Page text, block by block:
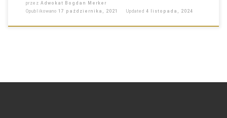
przez Adwokat Bogdan Merker
Opublikowano 17 października, 2021 Updated 4 listopada, 2024